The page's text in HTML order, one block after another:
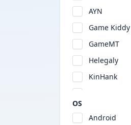
AYN
Game Kiddy
GameMT
Helegaly
KinHank
OS
Android